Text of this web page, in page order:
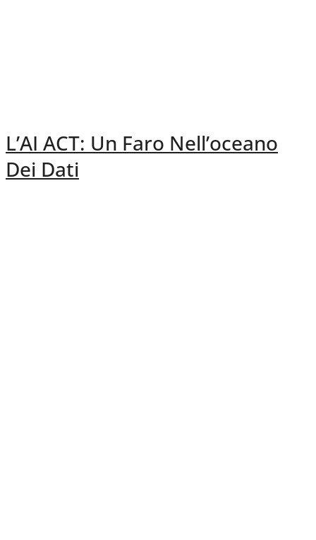
L’AI ACT: Un Faro Nell’oceano
Dei Dati